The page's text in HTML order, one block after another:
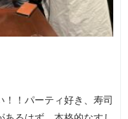
！パーティ好き、寿司